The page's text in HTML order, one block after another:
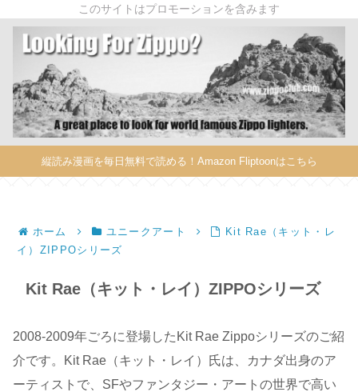
このサイトはプロモーションを含みます
縦読み漫画を毎日無料で読める！Amazon Fliptoonはこちら
ホーム ユニークアート
Kit Rae（キット・レ
イ）ZIPPOシリーズ
Kit Rae（キット・レイ）ZIPPOシリーズ
2008-2009年ごろに登場したKit Rae Zippoシリーズのご紹
介です。Kit Rae（キット・レイ）氏は、カナダ出身のア
ーティストで、SFやファンタジー・アートの世界で高い